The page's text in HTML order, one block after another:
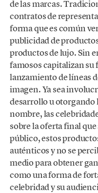
de las marcas.
contratos de
forma que es común
publicidad de
productos de lujo. Sin
famosos capitalizan su
lanzamiento de líneas
imagen. Ya sea
desarrollo u otorgando
nombre, las
sobre la oferta final
público, estos
auténticos y no se
medio para obtener
como una forma de
celebridad y su